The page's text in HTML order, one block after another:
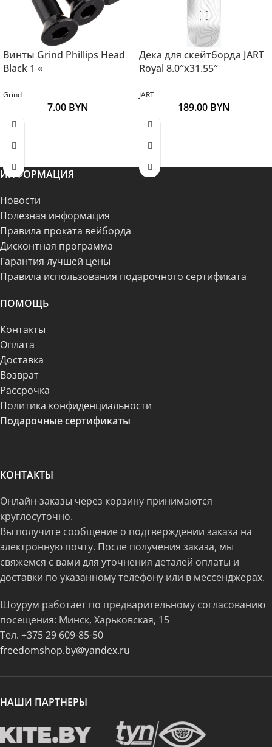
Винты Grind Phillips Head
Black 1 «
Grind
7.00 BYN
Дека для скейтборда JART
Royal 8.0″x31.55″
JART
189.00 BYN
ИНФОРМАЦИЯ
Новости
Полезная информация
Правила проката вейборда
Дисконтная программа
Гарантия лучшей цены
Правила использования подарочного сертификата
ПОМОЩЬ
Контакты
Оплата
Доставка
Возврат
Рассрочка
Политика конфиденциальности
Подарочные сертификаты
КОНТАКТЫ
Онлайн-заказы через корзину принимаются
круглосуточно.
Вы получите сообщение о подтверждении заказа на
электронную почту. После получения заказа, мы
свяжемся с вами для уточнения деталей оплаты и
доставки по указанному телефону или в мессенджерах.
Шоурум работает по предварительному согласованию
посещения: Минск, Харьковская, 15
Тел. +375 29 609-85-50
freedomshop.by@yandex.ru
НАШИ ПАРТНЕРЫ